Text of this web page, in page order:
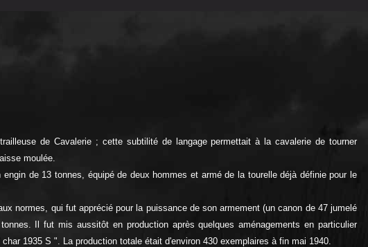
de Cavalerie ; cette subtilité de langage permettait à la cavalerie de tourner
moulée.
de 13 tonnes, équipé de deux hommes et armé de la tourelle déjà définie pour le
normes, qui fut apprécié pour la puissance de son armement (un canon de 47 jumelé
Il fut mis aussitôt en production après quelques aménagements en particulier
1935 S ". La production totale était d'environ 430 exemplaires à fin mai 1940.